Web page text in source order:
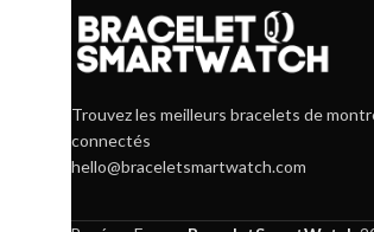
Trouvez les meilleurs bracelets de
connectés
hello@braceletsmartwatch.com